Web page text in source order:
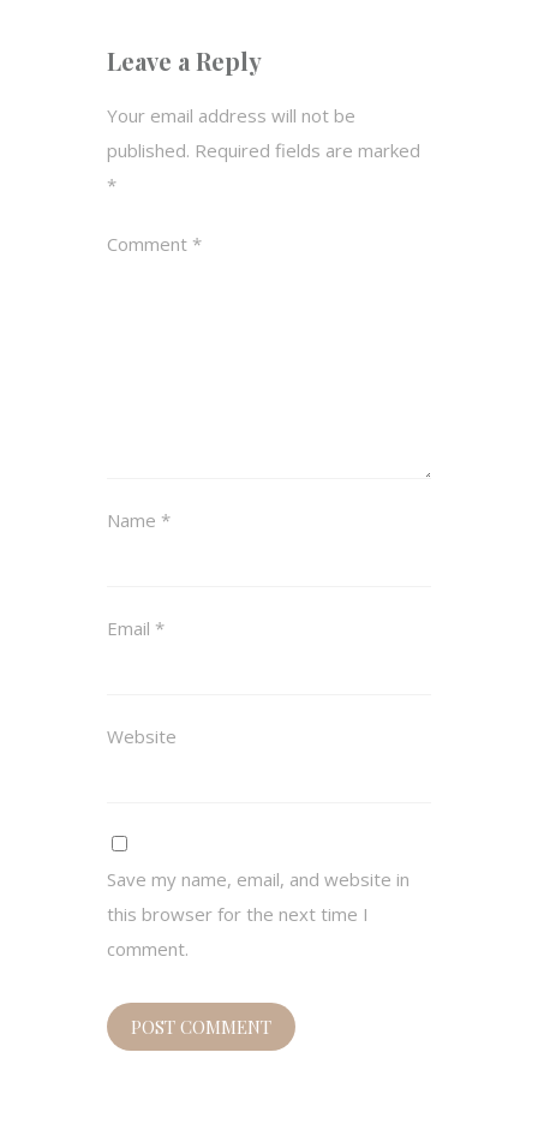
Leave a Reply
Your email address will not be
published. Required fields are marked
*
Comment *
Name *
Email *
Website
Save my name, email, and website in
this browser for the next time I
comment.